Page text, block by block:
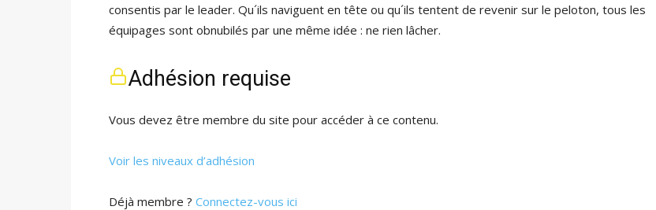
consentis par le leader. Qu´ils naviguent en tête ou qu´ils tentent de revenir sur le peloton, tous les
équipages sont obnubilés par une même idée : ne rien lâcher.
Adhésion requise
Vous devez être membre du site pour accéder à ce contenu.
Voir les niveaux d’adhésion
Déjà membre ? Connectez-vous ici